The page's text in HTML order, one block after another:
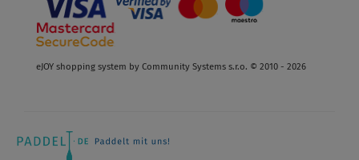
eJOY shopping system by Community Systems s.r.o. © 2010 - 2026